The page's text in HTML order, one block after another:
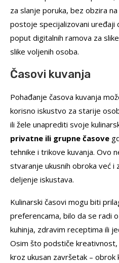
za slanje poruka, bez obzira
postoje specijalizovani uređaji
poput digitalnih ramova za
slike voljenih osoba.
Časovi kuvanja
Pohađanje časova kuvanja
korisno iskustvo za starije
ili žele unaprediti svoje
privatne ili grupne časove
tehnike i trikove kuvanja. Ovo
stvaranje ukusnih obroka već i
deljenje iskustava.
Kulinarski časovi mogu biti
preferencama, bilo da se radi
kuhinja, zdravim receptima ili
Osim što podstiče
kroz ukusan završetak – obrok